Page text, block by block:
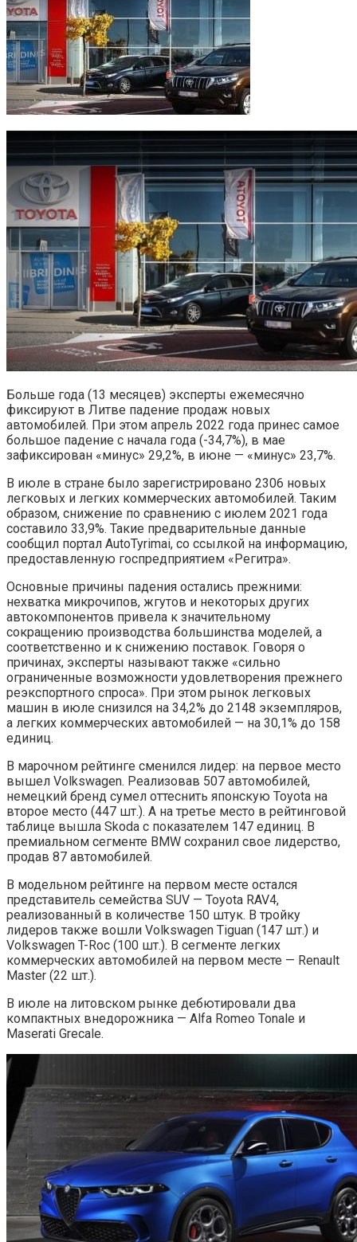
Больше года (13 месяцев) эксперты ежемесячно
фиксируют в Литве падение продаж новых
автомобилей. При этом апрель 2022 года принес самое
большое падение с начала года (-34,7%), в мае
зафиксирован «минус» 29,2%, в июне — «минус» 23,7%.
В июле в стране было зарегистрировано 2306 новых
легковых и легких коммерческих автомобилей. Таким
образом, снижение по сравнению с июлем 2021 года
составило 33,9%. Такие предварительные данные
сообщил портал AutoTyrimai, со ссылкой на информацию,
предоставленную госпредприятием «Регитра».
Основные причины падения остались прежними:
нехватка микрочипов, жгутов и некоторых других
автокомпонентов привела к значительному
сокращению производства большинства моделей, а
соответственно и к снижению поставок. Говоря о
причинах, эксперты называют также «сильно
ограниченные возможности удовлетворения прежнего
реэкспортного спроса». При этом рынок легковых
машин в июле снизился на 34,2% до 2148 экземпляров,
а легких коммерческих автомобилей — на 30,1% до 158
единиц.
В марочном рейтинге сменился лидер: на первое место
вышел Volkswagen. Реализовав 507 автомобилей,
немецкий бренд сумел оттеснить японскую Toyota на
второе место (447 шт.). А на третье место в рейтинговой
таблице вышла Skoda с показателем 147 единиц. В
премиальном сегменте BMW сохранил свое лидерство,
продав 87 автомобилей.
В модельном рейтинге на первом месте остался
представитель семейства SUV — Toyota RAV4,
реализованный в количестве 150 штук. В тройку
лидеров также вошли Volkswagen Tiguan (147 шт.) и
Volkswagen T-Roc (100 шт.). В сегменте легких
коммерческих автомобилей на первом месте — Renault
Master (22 шт.).
В июле на литовском рынке дебютировали два
компактных внедорожника — Alfa Romeo Tonale и
Maserati Grecale.